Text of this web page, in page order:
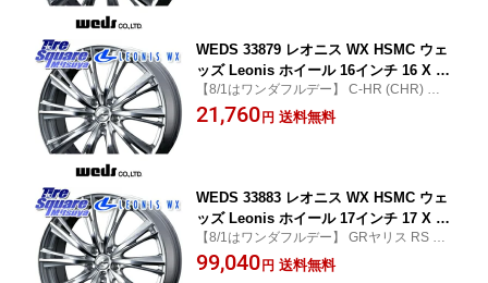
ッサ
WEDS 33879 レオニス WX HSMC ウェ
ッズ Leonis ホイール 16インチ 16 X 6.
5J +52 5穴 114.3 ホイールのみ 1本価格
C-HR 80系ノア/ヴォクシー E52エルグラ
ッサ
【8/1はワンダフルデー】 C-HR (CHR) エル
グランド 日産 WR-V ヴェゼル VEZEL オデ
ッセイ CX-3 CX3 MAZDA アクセラ ロード
21,760円 送料無料
WEDS 33883 レオニス WX HSMC ウェ
ッズ Leonis ホイール 17インチ 17 X 7.
0J +42 5穴 114.3 ホイールのみ 4本価格
GRヤリスRSノーマルキャリパー 50系R
【8/1はワンダフルデー】 GRヤリス RS ノ
ーマルキャリパー RAV4 60系 50系 カムリ
クラウン 220・H20系
99,040円 送料無料